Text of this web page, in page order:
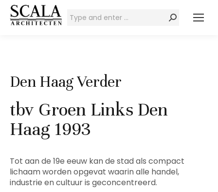
Zoeken:
Den Haag Verder
tbv Groen Links Den
Haag 1993
Tot aan de 19e eeuw kan de stad als compact
lichaam worden opgevat waarin alle handel,
industrie en cultuur is geconcentreerd.